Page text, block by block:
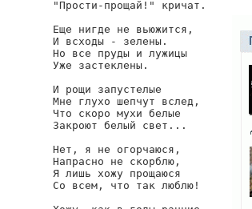
"Прости-прощай!" кричат.
Еще нигде не вьюжится,
И всходы - зелены.
Но все пруды и лужицы
Уже застеклены.
И рощи запустелые
Мне глухо шепчут вслед,
Что скоро мухи белые
Закроют белый свет...
Нет, я не огорчаюся,
Напрасно не скорблю,
Я лишь хожу прощаюся
Со всем, что так люблю!